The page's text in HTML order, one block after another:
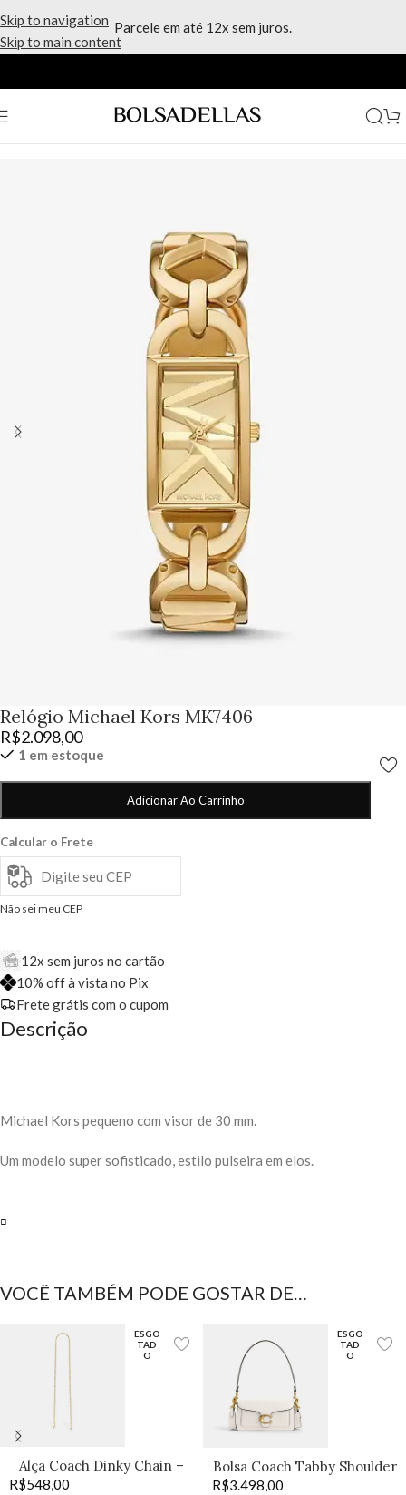
Skip to navigation
Skip to main content
Parcele em até 12x sem juros.
Relógio Michael Kors MK7406
R$2.098,00
1 em estoque
Adicionar Ao Carrinho
Calcular o Frete
Não sei meu CEP
12x sem juros no cartão
10% off à vista no Pix
Frete grátis com o cupom
Descrição
Michael Kors pequeno com visor de 30 mm.
Um modelo super sofisticado, estilo pulseira em elos.
▫️
VOCÊ TAMBÉM PODE GOSTAR DE…
ESGO
TAD
O
Alça Coach Dinky Chain –
R$548,00
ESGO
TAD
O
Bolsa Coach Tabby Shoulder
R$3.498,00